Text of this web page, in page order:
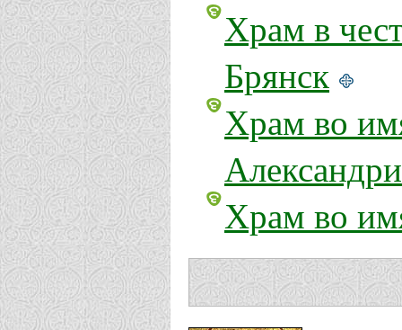
Храм в
Брянск
Храм во
Храм во
Вологодская